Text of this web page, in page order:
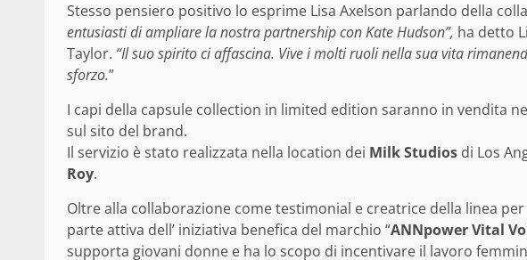
Stesso pensiero positivo lo esprime Lisa Axelson parlando della
entusiasti di ampliare la nostra partnership con Kate Hudson”, ha detto
Taylor. “Il suo spirito ci affascina. Vive i molti ruoli nella sua vita
sforzo.”
I capi della capsule collection in limited edition saranno in vendita
sul sito del brand.
Il servizio è stato realizzata nella location dei Milk Studios di Los
Roy.
Oltre alla collaborazione come testimonial e creatrice della linea
parte attiva dell’ iniziativa benefica del marchio “ANNpower Vital
supporta giovani donne e ha lo scopo di incentivare il lavoro